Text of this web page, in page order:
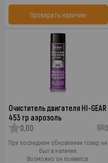
Проверить наличие
Очиститель двигателя HI-GEAR
453 гр аэрозоль
0,00
0
При последнем обновлении товар не
был в наличии.
Возможно он появился.